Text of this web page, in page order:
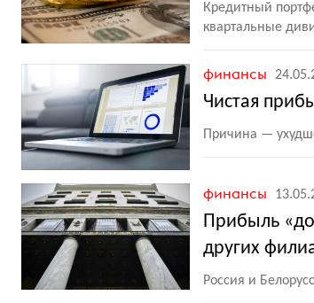
Кредитный
квартальные
финансы
Чистая
Причина —
финансы
Прибыль
других
Россия и